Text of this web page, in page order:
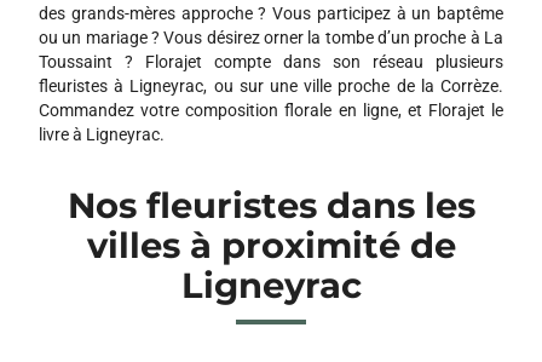
des grands-mères approche ? Vous participez à un baptême
ou un mariage ? Vous désirez orner la tombe d’un proche à La
Toussaint ? Florajet compte dans son réseau plusieurs
fleuristes à Ligneyrac, ou sur une ville proche de la Corrèze.
Commandez votre composition florale en ligne, et Florajet le
livre à Ligneyrac.
Nos fleuristes dans les
villes à proximité de
Ligneyrac